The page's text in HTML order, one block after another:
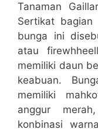
Tanaman
Sertikat
bunga ini
atau
memiliki daun
keabuan.
memiliki
anggur
konbinasi